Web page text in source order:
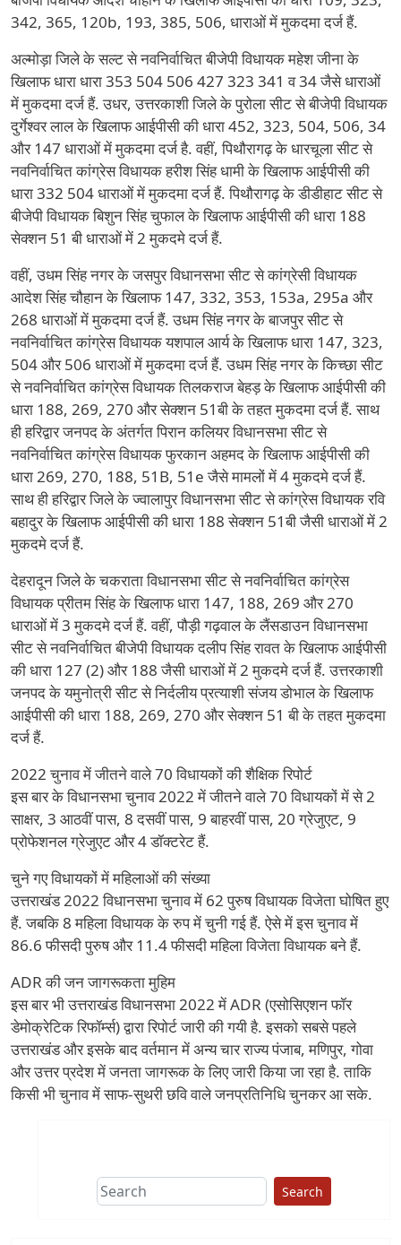
342, 365, 120b, 193, 385, 506, धाराओं में मुकदमा दर्ज हैं.
अल्मोड़ा जिले के सल्ट से नवनिर्वाचित बीजेपी विधायक महेश जीना के
खिलाफ धारा धारा 353 504 506 427 323 341 व 34 जैसे धाराओं
में मुकदमा दर्ज हैं. उधर, उत्तरकाशी जिले के पुरोला सीट से बीजेपी विधायक
दुर्गेश्वर लाल के खिलाफ आईपीसी की धारा 452, 323, 504, 506, 34
और 147 धाराओं में मुकदमा दर्ज है. वहीं, पिथौरागढ़ के धारचूला सीट से
नवनिर्वाचित कांग्रेस विधायक हरीश सिंह धामी के खिलाफ आईपीसी की
धारा 332 504 धाराओं में मुकदमा दर्ज हैं. पिथौरागढ़ के डीडीहाट सीट से
बीजेपी विधायक बिशुन सिंह चुफाल के खिलाफ आईपीसी की धारा 188
सेक्शन 51 बी धाराओं में 2 मुकदमे दर्ज हैं.
वहीं, उधम सिंह नगर के जसपुर विधानसभा सीट से कांग्रेसी विधायक
आदेश सिंह चौहान के खिलाफ 147, 332, 353, 153a, 295a और
268 धाराओं में मुकदमा दर्ज हैं. उधम सिंह नगर के बाजपुर सीट से
नवनिर्वाचित कांग्रेस विधायक यशपाल आर्य के खिलाफ धारा 147, 323,
504 और 506 धाराओं में मुकदमा दर्ज हैं. उधम सिंह नगर के किच्छा सीट
से नवनिर्वाचित कांग्रेस विधायक तिलकराज बेहड़ के खिलाफ आईपीसी की
धारा 188, 269, 270 और सेक्शन 51बी के तहत मुकदमा दर्ज हैं. साथ
ही हरिद्वार जनपद के अंतर्गत पिरान कलियर विधानसभा सीट से
नवनिर्वाचित कांग्रेस विधायक फुरकान अहमद के खिलाफ आईपीसी की
धारा 269, 270, 188, 51B, 51e जैसे मामलों में 4 मुकदमे दर्ज हैं.
साथ ही हरिद्वार जिले के ज्वालापुर विधानसभा सीट से कांग्रेस विधायक रवि
बहादुर के खिलाफ आईपीसी की धारा 188 सेक्शन 51बी जैसी धाराओं में 2
मुकदमे दर्ज हैं.
देहरादून जिले के चकराता विधानसभा सीट से नवनिर्वाचित कांग्रेस
विधायक प्रीतम सिंह के खिलाफ धारा 147, 188, 269 और 270
धाराओं में 3 मुकदमे दर्ज हैं. वहीं, पौड़ी गढ़वाल के लैंसडाउन विधानसभा
सीट से नवनिर्वाचित बीजेपी विधायक दलीप सिंह रावत के खिलाफ आईपीसी
की धारा 127 (2) और 188 जैसी धाराओं में 2 मुकदमे दर्ज हैं. उत्तरकाशी
जनपद के यमुनोत्री सीट से निर्दलीय प्रत्याशी संजय डोभाल के खिलाफ
आईपीसी की धारा 188, 269, 270 और सेक्शन 51 बी के तहत मुकदमा
दर्ज हैं.
2022 चुनाव में जीतने वाले 70 विधायकों की शैक्षिक रिपोर्ट
इस बार के विधानसभा चुनाव 2022 में जीतने वाले 70 विधायकों में से 2
साक्षर, 3 आठवीं पास, 8 दसवीं पास, 9 बाहरवीं पास, 20 ग्रेजुएट, 9
प्रोफेशनल ग्रेजुएट और 4 डॉक्टरेट हैं.
चुने गए विधायकों में महिलाओं की संख्या
उत्तराखंड 2022 विधानसभा चुनाव में 62 पुरुष विधायक विजेता घोषित हुए
हैं. जबकि 8 महिला विधायक के रुप में चुनी गई हैं. ऐसे में इस चुनाव में
86.6 फीसदी पुरुष और 11.4 फीसदी महिला विजेता विधायक बने हैं.
ADR की जन जागरूकता मुहिम
इस बार भी उत्तराखंड विधानसभा 2022 में ADR (एसोसिएशन फॉर
डेमोक्रेटिक रिफॉर्म्स) द्वारा रिपोर्ट जारी की गयी है. इसको सबसे पहले
उत्तराखंड और इसके बाद वर्तमान में अन्य चार राज्य पंजाब, मणिपुर, गोवा
और उत्तर प्रदेश में जनता जागरूक के लिए जारी किया जा रहा है. ताकि
किसी भी चुनाव में साफ-सुथरी छवि वाले जनप्रतिनिधि चुनकर आ सके.
Search